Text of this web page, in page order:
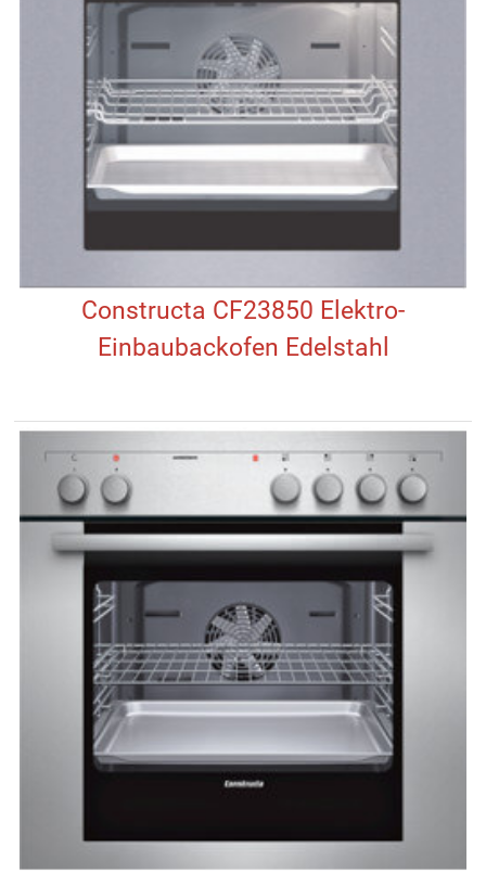
Constructa CF23850 Elektro-
Einbaubackofen Edelstahl